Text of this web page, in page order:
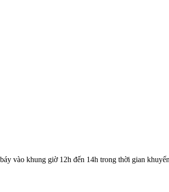
vào khung giờ 12h đến 14h trong thời gian